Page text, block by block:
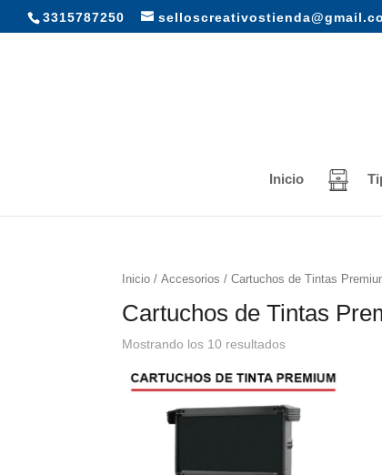
3315787250
Inicio
Inicio /Accesorios / Cartuchos de Tintas
Cartuchos de Tintas
Mostrando los 10 resultados